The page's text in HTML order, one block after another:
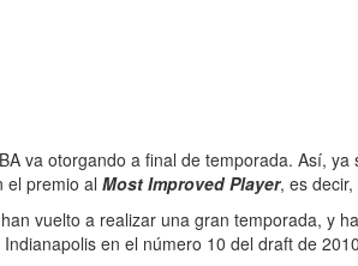
va otorgando a final de temporada. Así, ya
el premio al Most Improved Player, es
vuelto a realizar una gran temporada, y
en el número 10 del draft de